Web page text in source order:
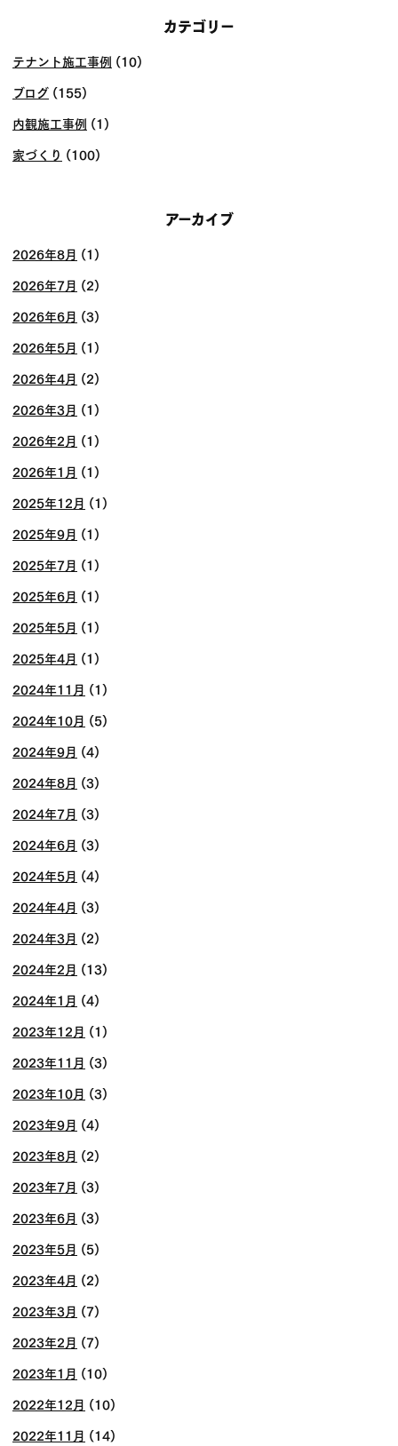
カテゴリー
テナント施工事例 (10)
ブログ (155)
内観施工事例 (1)
家づくり (100)
アーカイブ
2026年8月 (1)
2026年7月 (2)
2026年6月 (3)
2026年5月 (1)
2026年4月 (2)
2026年3月 (1)
2026年2月 (1)
2026年1月 (1)
2025年12月 (1)
2025年9月 (1)
2025年7月 (1)
2025年6月 (1)
2025年5月 (1)
2025年4月 (1)
2024年11月 (1)
2024年10月 (5)
2024年9月 (4)
2024年8月 (3)
2024年7月 (3)
2024年6月 (3)
2024年5月 (4)
2024年4月 (3)
2024年3月 (2)
2024年2月 (13)
2024年1月 (4)
2023年12月 (1)
2023年11月 (3)
2023年10月 (3)
2023年9月 (4)
2023年8月 (2)
2023年7月 (3)
2023年6月 (3)
2023年5月 (5)
2023年4月 (2)
2023年3月 (7)
2023年2月 (7)
2023年1月 (10)
2022年12月 (10)
2022年11月 (14)